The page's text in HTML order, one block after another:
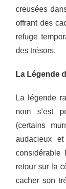
creusées
offrant des
refuge
des trésors.
La Légende
La légende
nom s’est
(certains
audacieux
considérable
retour sur la
cacher son